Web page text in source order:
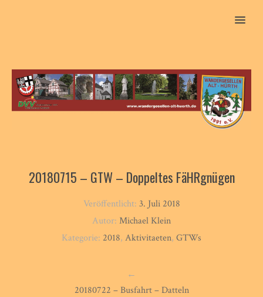
MENU
20180715 – GTW – Doppeltes FäHRgnügen
Veröffentlicht: 3. Juli 2018
Autor: Michael Klein
Kategorie: 2018, Aktivitaeten, GTWs
←
20180722 – Busfahrt – Datteln